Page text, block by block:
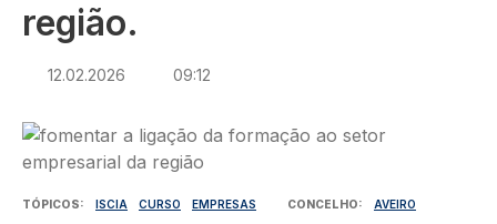
região.
12.02.2026 09:12
Imagem
TÓPICOS ISCIA CURSO EMPRESAS CONCELHO AVEIRO